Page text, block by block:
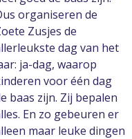
organiseren de
Zusjes de
dag van het
ja-dag, waarop
voor één dag
baas zijn. Zij bepalen
En zo gebeuren er
maar leuke dingen